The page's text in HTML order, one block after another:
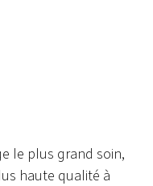
le plus grand soin,
haute qualité à